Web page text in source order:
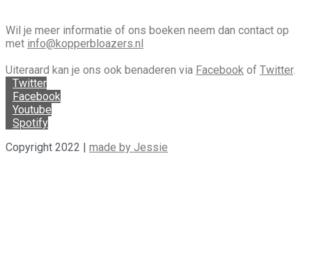
Wil je meer informatie of ons boeken neem dan contact op
met info@kopperbloazers.nl
Uiteraard kan je ons ook benaderen via Facebook of Twitter.
Twitter
Facebook
Youtube
Spotify
Copyright 2022 | made by Jessie